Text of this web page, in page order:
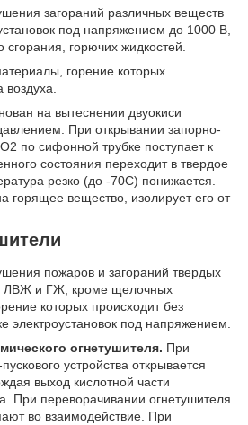
загораний различных веществ
под напряжением до 1000 В,
сгорания, горючих жидкостей.
горение которых
воздуха.
на вытеснении двуокиси
При открывании запорно-
по сифонной трубке поступает к
состояния переходит в твердое
резко (до -70С) понижается.
горящее вещество, изолирует его от
пожаров и загораний твердых
ЛВЖ и ГЖ, кроме щелочных
которых происходит без
электроустановок под напряжением.
огнетушителя. При
устройства открывается
выход кислотной части
При переворачивании огнетушителя
во взаимодействие. При